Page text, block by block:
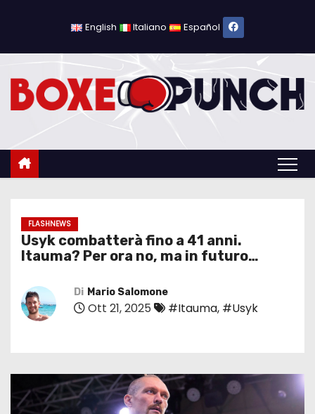
c
English Italiano Español
FLASHNEWS
Usyk combatterà fino a 41 anni.
Itauma? Per ora no, ma in futuro…
Di Mario Salomone
Ott 21, 2025 #Itauma, #Usyk